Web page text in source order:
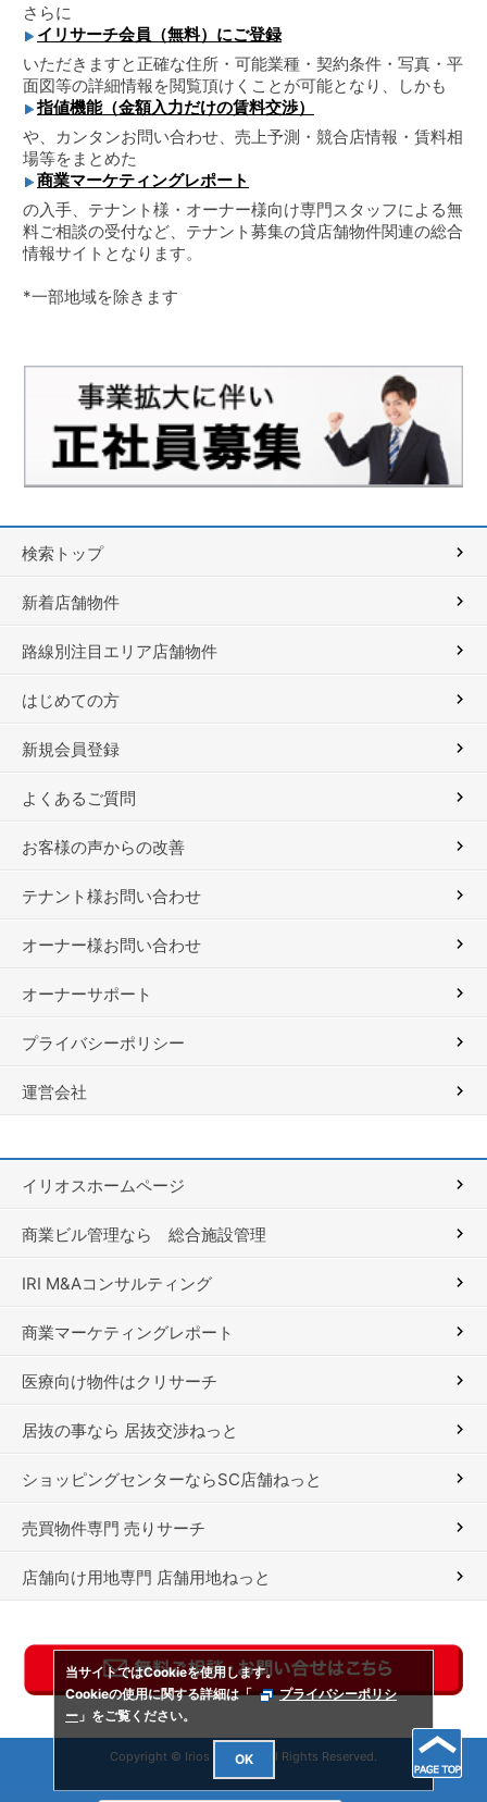
さらに
イリサーチ会員（無料）にご登録
いただきますと正確な住所・可能業種・契約条件・写真・平
面図等の詳細情報を閲覧頂けくことが可能となり、しかも
指値機能（金額入力だけの賃料交渉）
や、カンタンお問い合わせ、売上予測・競合店情報・賃料相
場等をまとめた
商業マーケティングレポート
の入手、テナント様・オーナー様向け専門スタッフによる無
料ご相談の受付など、テナント募集の貸店舗物件関連の総合
情報サイトとなります。
*一部地域を除きます
検索トップ
新着店舗物件
路線別注目エリア店舗物件
はじめての方
新規会員登録
よくあるご質問
お客様の声からの改善
テナント様お問い合わせ
オーナー様お問い合わせ
オーナーサポート
プライバシーポリシー
運営会社
イリオスホームページ
商業ビル管理なら 総合施設管理
IRI M&Aコンサルティング
商業マーケティングレポート
医療向け物件はクリサーチ
居抜の事なら 居抜交渉ねっと
ショッピングセンターならSC店舗ねっと
売買物件専門 売りサーチ
店舗向け用地専門 店舗用地ねっと
Copyright © Irios Co., Ltd. All Rights Reserved.
当サイトではCookieを使用します。
Cookieの使用に関する詳細は「
プライバシーポリシ
ー 」をご覧ください。
OK